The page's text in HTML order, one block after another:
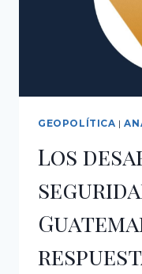
GEOPOLÍTICA |
Los